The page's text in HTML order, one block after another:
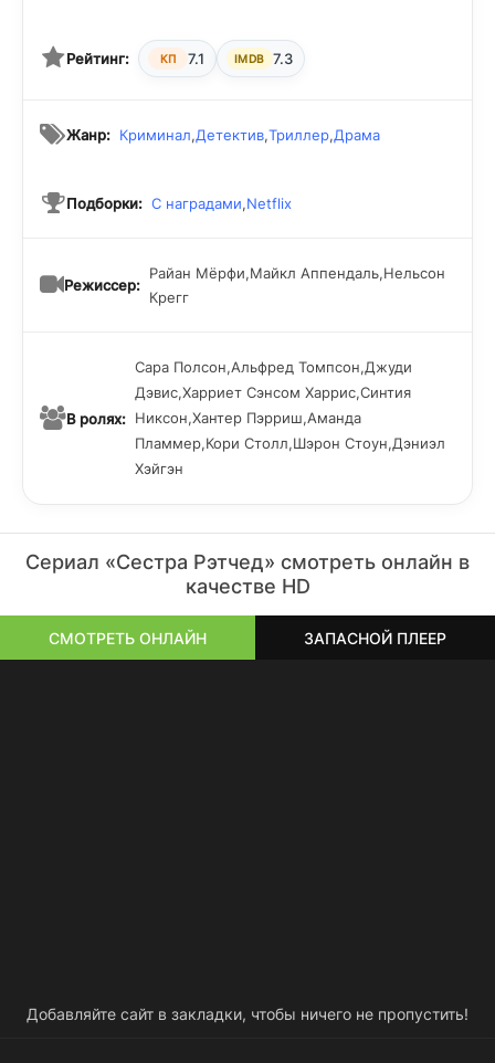
Рейтинг: КП 7.1 IMDB 7.3
Жанр: Криминал,Детектив,Триллер,Драма
Подборки: С наградами,Netflix
Режиссер:
Райан Мёрфи,Майкл Аппендаль,Нельсон
Крегг
В ролях:
Сара Полсон,Альфред Томпсон,Джуди
Дэвис,Харриет Сэнсом Харрис,Синтия
Никсон,Хантер Пэрриш,Аманда
Пламмер,Кори Столл,Шэрон Стоун,Дэниэл
Хэйгэн
Сериал «Сестра Рэтчед» смотреть онлайн в
качестве HD
СМОТРЕТЬ ОНЛАЙН ЗАПАСНОЙ ПЛЕЕР
Добавляйте сайт в закладки, чтобы ничего не пропустить!